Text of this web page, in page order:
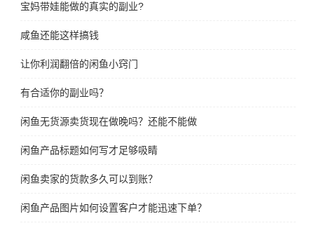
宝妈带娃能做的真实的副业?
咸鱼还能这样搞钱
让你利润翻倍的闲鱼小窍门
有合适你的副业吗？
闲鱼无货源卖货现在做晚吗？还能不能做
闲鱼产品标题如何写才足够吸睛
闲鱼卖家的货款多久可以到账？
闲鱼产品图片如何设置客户才能迅速下单？